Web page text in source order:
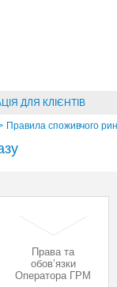
ДЛЯ КЛІЄНТІВ
Правила споживчого
Права та
обов’язки
Оператора ГРМ